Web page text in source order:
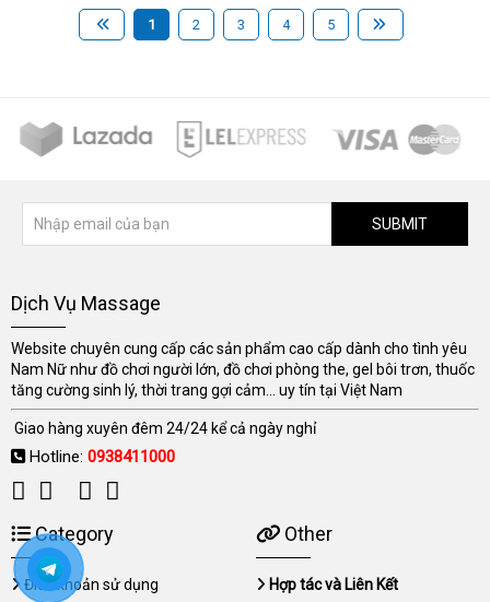
1 2 3 4 5
SUBMIT
Dịch Vụ Massage
Website chuyên cung cấp các sản phẩm cao cấp dành cho tình yêu
Nam Nữ như đồ chơi người lớn, đồ chơi phòng the, gel bôi trơn, thuốc
tăng cường sinh lý, thời trang gợi cảm... uy tín tại Việt Nam
Giao hàng xuyên đêm 24/24 kể cả ngày nghỉ
Hotline: 0938411000
Category
Điều khoản sử dụng
Other
Hợp tác và Liên Kết